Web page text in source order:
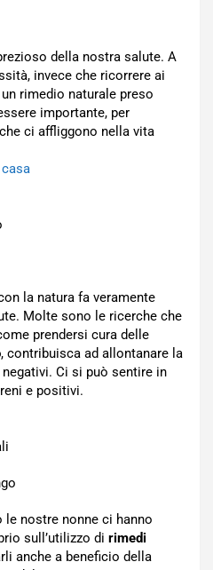
della nostra salute. A
invece che ricorrere ai
rimedio naturale preso
importante, per
ci affliggono nella vita
la natura fa veramente
Molte sono le ricerche che
prendersi cura delle
, contribuisca ad allontanare la
Ci si può sentire in
e positivi.
nostre nonne ci hanno
sull’utilizzo di rimedi
anche a beneficio della